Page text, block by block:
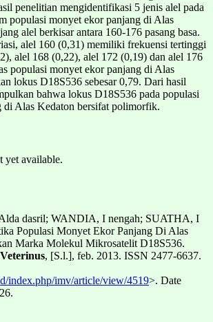
penelitian mengidentifikasi 5 jenis alel pada
populasi monyet ekor panjang di Alas
alel berkisar antara 160-176 pasang basa.
alel 160 (0,31) memiliki frekuensi tertinggi
alel 168 (0,22), alel 172 (0,19) dan alel 176
populasi monyet ekor panjang di Alas
lokus D18S536 sebesar 0,79. Dari hasil
bahwa lokus D18S536 pada populasi
di Alas Kedaton bersifat polimorfik.
yet available.
dasril; WANDIA, I nengah; SUATHA, I
Populasi Monyet Ekor Panjang Di Alas
Marka Molekul Mikrosatelit D18S536.
, [S.l.], feb. 2013. ISSN 2477-6637.
index.php/imv/article/view/4519>. Date